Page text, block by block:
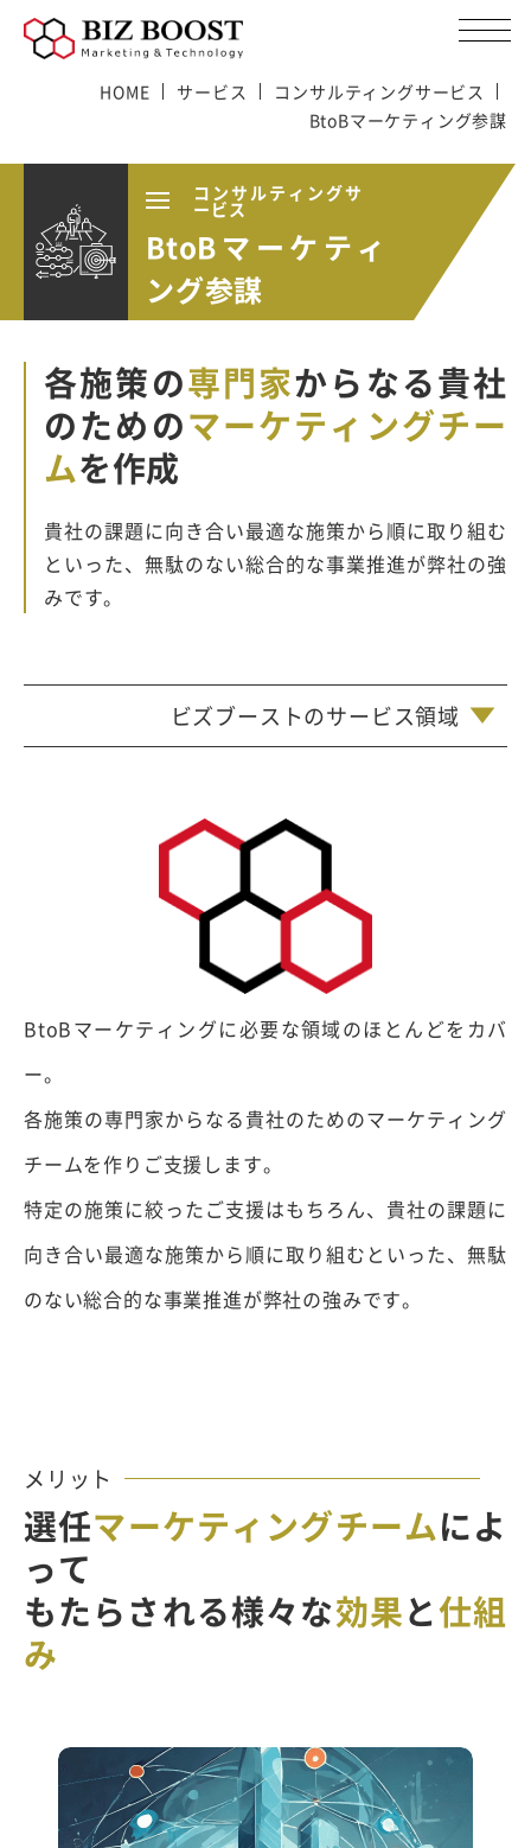
HOME サービス
コンサルティングサービス
BtoBマーケティング参謀
コンサルティングサ
ービス
BtoBマーケティ
ング参謀
各施策の専門家からなる貴社
のためのマーケティングチー
ムを作成
貴社の課題に向き合い最適な施策から順に取り組む
といった、無駄のない総合的な事業推進が弊社の強
みです。
ビズブーストのサービス領域
BtoBマーケティングに必要な領域のほとんどをカバ
ー。
各施策の専門家からなる貴社のためのマーケティング
チームを作りご支援します。
特定の施策に絞ったご支援はもちろん、貴社の課題に
向き合い最適な施策から順に取り組むといった、無駄
のない総合的な事業推進が弊社の強みです。
メリット
選任マーケティングチームによ
って
もたらされる様々な効果と仕組
み